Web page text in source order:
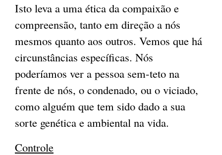
Isto leva a uma ética da compaixão e
compreensão, tanto em direção a nós
mesmos quanto aos outros. Vemos que há
circunstâncias específicas. Nós
poderíamos ver a pessoa sem-teto na
frente de nós, o condenado, ou o viciado,
como alguém que tem sido dado a sua
sorte genética e ambiental na vida.
Controle